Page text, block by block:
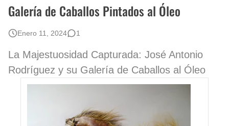
Galería de Caballos Pintados al Óleo
Enero 11, 2024 1
La Majestuosidad Capturada: José Antonio
Rodríguez y su Galería de Caballos al Óleo